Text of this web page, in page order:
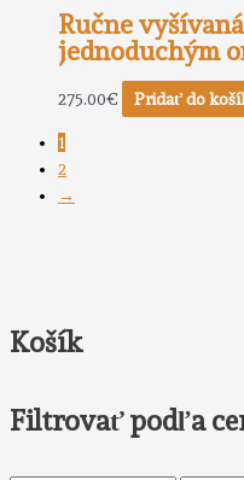
Košík
Filtrovať podľa
Ručne
jednoduchým
275.00€ Pridať do
1
2
→